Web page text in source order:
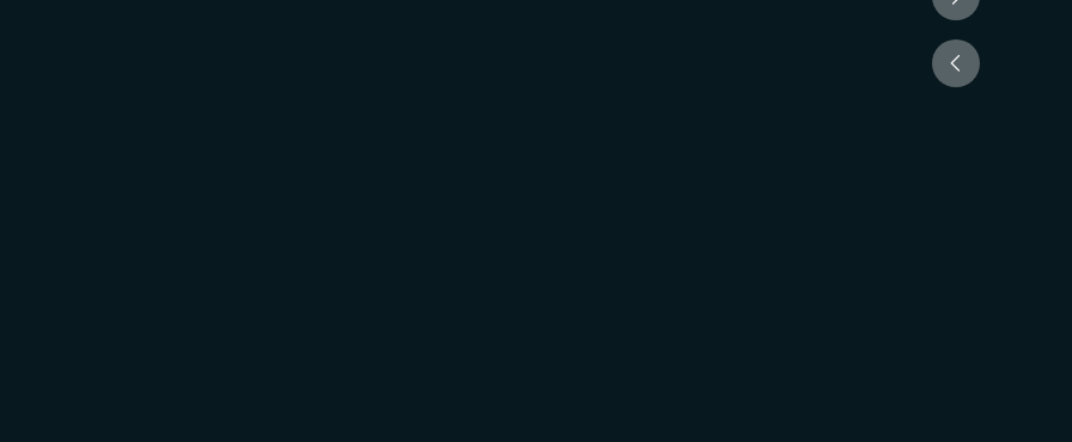
